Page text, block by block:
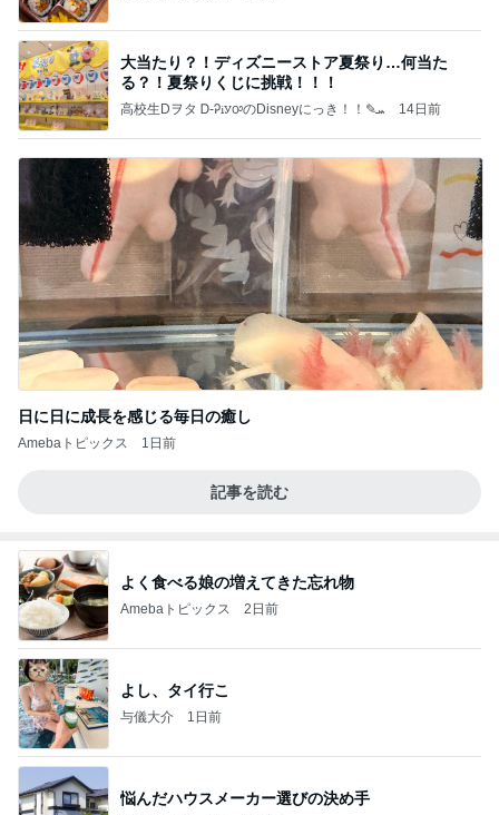
大当たり？！ディズニーストア夏祭り…何当た
る？！夏祭りくじに挑戦！！！
高校生Dヲタ Ꭰ-ᎮꭵꭹꭴのDisneyにっき！！✎ܚ 14日前
日に日に成長を感じる毎日の癒し
Amebaトピックス 1日前
記事を読む
よく食べる娘の増えてきた忘れ物
Amebaトピックス 2日前
よし、タイ行こ
与儀大介 1日前
悩んだハウスメーカー選びの決め手